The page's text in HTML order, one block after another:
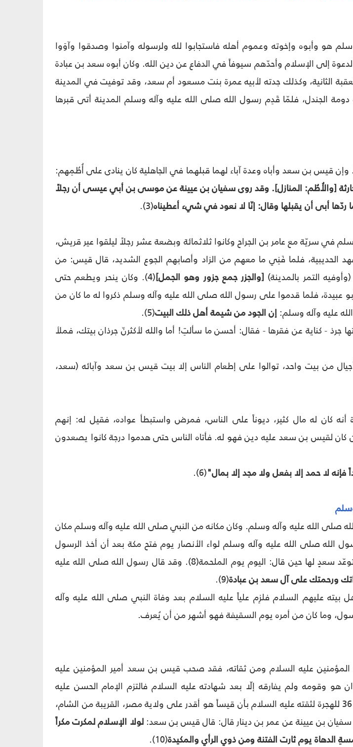
هو وأبوه وإخوته وعموم أهله فاستجابوا لله ولرسوله وآمنوا وصدقوا وآوَوا
إلى الإسلام وأحدّهم سيوفاً في الدفاع عن دين الله. وكان أبوه سعد بن عبادة
الثانية، وكذلك جدته لأبيه عمرة بنت مسعود أم سعد، وقد توفيت في المدينة
الجندل، فلمّا قَدِم رسول الله صلى الله عليه وآله وسلم المدينة أتى قبرها
وإن قيس بن سعد وأباه وعدة آباء لهما قبلهما في الجاهلية كان ينادى على أُطُمِهم:
[والأُطُم: المنازل]. وقد روى سفيان بن عيينة عن موسى بن أبي عيسى أن رجلاً
أبى أن يقبلها وقال: إنّا لا نعود في شيء أعطيناه(3).
في سريّة مع عامر بن الجراح وكانوا ثلاثمائة وبضعة عشر رجلاً ليلقوا عير قريش،
فلما فَنِي ما معهم من الزاد وأصابهم الجوع الشديد، قال قيس: من
التمر بالمدينة) [والجزر جمع جزور وهو الجمل]
(4). وكان ينحر ويطعم حتى
فلما قدموا على رسول الله صلى الله عليه وآله وسلم ذكروا له ما كان من
عليه وآله وسلم: إن الجود من شيمة أهل ذلك البيت(5).
جرذ - كناية عن فقرها - فقال: أحسن ما سألتِ! أما والله لأكثرنّ جرذان بيتك، فملأ
من بيت واحد، توالوا على إطعام الناس إلا بيت قيس بن سعد وآبائه (سعد،
كان له مال كثير، ديوناً على الناس، فمرض واستبطأ عواده، فقيل له: إنهم
كان لقيس بن سعد عليه دين فهو له. فأتاه الناس حتى هدموا درجة كانوا يصعدون
فإنه لا حمد إلا بفعل ولا مجد إلا بمال"(6).
الله عليه وآله وسلم. وكان مكانه من النبي صلى الله عليه وآله وسلم مكان
وقد أعطاه رسول الله صلى الله عليه وآله وسلم لواء الأنصار يوم فتح مكة بعد أن أخذ الرسول
اللواء من أبيه سعد لما اشتكت قريش من توعّد سعدٍ لها حين قال: اليوم يوم الملحمة(8). وقد قال رسول الله صلى الله عليه
ورحمتك على آل سعد بن عبادة(9).
عليهم السلام فلزِم علياً عليه السلام بعد وفاة النبي صلى الله عليه وآله
وما كان من أمره يوم السقيفة فهو أشهر من أن يُعرف.
عليه السلام ومن ثقاته، فقد صحب قيس بن سعد أمير المؤمنين عليه
وقومه ولم يفارقه إلّا بعد شهادته عليه السلام فالتزم الإمام الحسن عليه
السلام. ولّاه أمير المؤمنين على مصر سنة 36 للهجرة لثقته عليه السلام بأن قيساً هو أقدر على ولاية مصر، القريبة من الشام،
بن عيينة عن عمر بن دينار قال: قال قيس بن سعد: لولا الإسلام لمكرت مكراً
الدهاة يوم ثارت الفتنة ومن ذوي الرأي والمكيدة(10).